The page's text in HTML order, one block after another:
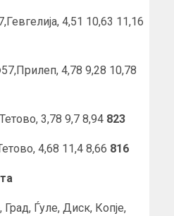
4,51 10,63 11,16
4,78 9,28 10,78
3,78 9,7 8,94 823
4,68 11,4 8,66 816
Ѓуле, Диск, Копје,